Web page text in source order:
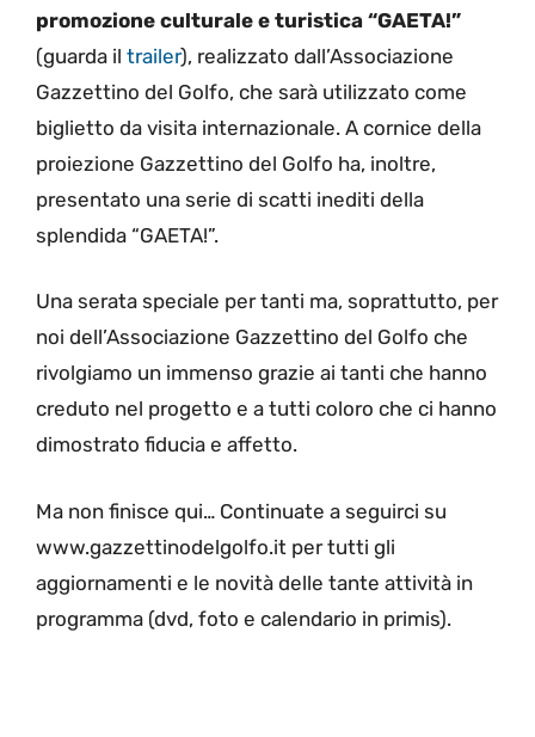
promozione culturale e turistica “GAETA!”
(guarda il trailer), realizzato dall’Associazione
Gazzettino del Golfo, che sarà utilizzato come
biglietto da visita internazionale. A cornice della
proiezione Gazzettino del Golfo ha, inoltre,
presentato una serie di scatti inediti della
splendida “GAETA!”.
Una serata speciale per tanti ma, soprattutto, per
noi dell’Associazione Gazzettino del Golfo che
rivolgiamo un immenso grazie ai tanti che hanno
creduto nel progetto e a tutti coloro che ci hanno
dimostrato fiducia e affetto.
Ma non finisce qui… Continuate a seguirci su
www.gazzettinodelgolfo.it per tutti gli
aggiornamenti e le novità delle tante attività in
programma (dvd, foto e calendario in primis).